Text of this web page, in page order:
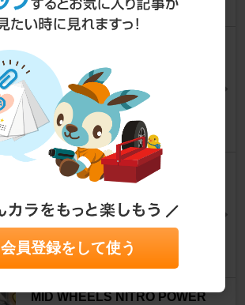
W
クロスビー [MN71S]
papi`s sonさん
19
0
COMTEC ZEROシリーズ ZER
クロスビー [MN71S]
みっくん＠オヤジさん
20
MID WHEELS NITRO POWER
会員登録をして使う